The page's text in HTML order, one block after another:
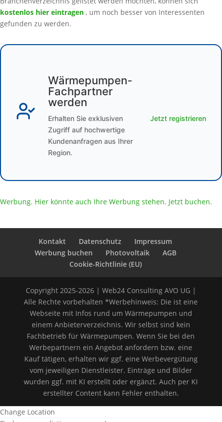
kostenlos hier eintragen , um noch besser von Interessenten
gefunden zu werden.
Wärmepumpen-
Fachpartner
werden
Erhalten Sie exklusiven
Zugriff auf hochwertige
Kundenanfragen aus Ihrer
Region.
Jetzt registrieren
Werbung. Hier könnte auch Ihre Werbung stehen. Jetzt buchen.
Kontakt Datenschutz
Impressum
Werbung buchen
Photovoltaik
AGB
Cookie-Richtlinie (EU)
Copyright 2025-2026 | Web24 Consulting AVO UG |
Alle Rechte vorbehalten *Werbehinweis: Die ist eine
Webseite mit Infos rund um Wärmepumpen und
einem Anbieterverzeichnis. Wir selbst sind kein
Fachbetrieb für Wärmepumpen. Wenn Sie bei den
Werbepartnern ein Angebot anfordern bzw. eine
Kauf tätigen, erhalten wir ggf. eine Werbevergütung
vom jeweiligen Dienstleister. Einträge und Bilder
wurden ggf. mit KI erstellt oder ergänzt. Auch per KI
erstellter Content kann Fehler enthalten.
Change Location